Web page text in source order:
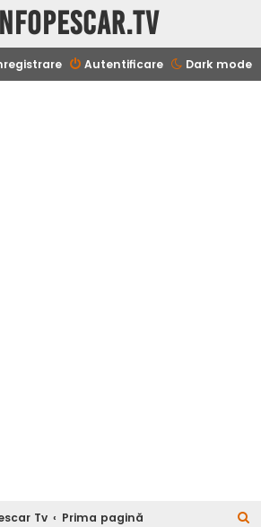
Dark mode
Autentificare
Tv Prima pagină